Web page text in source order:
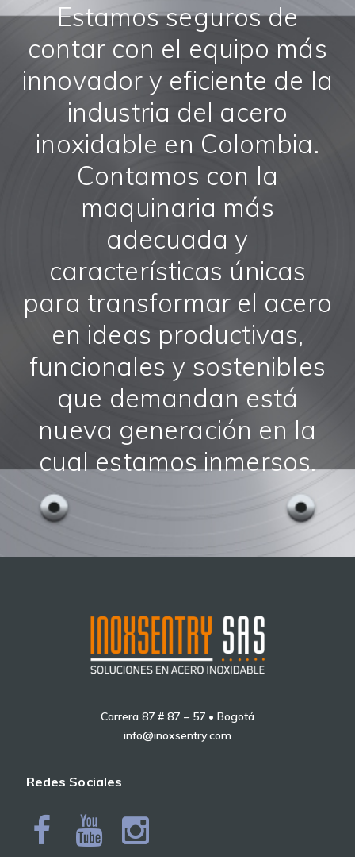
Estamos seguros de
contar con el equipo más
innovador y eficiente de la
industria del acero
inoxidable en Colombia.
Contamos con la
maquinaria más
adecuada y
características únicas
para transformar el acero
en ideas productivas,
funcionales y sostenibles
que demandan está
nueva generación en la
cual estamos inmersos.
Carrera 87 # 87 – 57 • Bogotá
info@inoxsentry.com
Redes Sociales